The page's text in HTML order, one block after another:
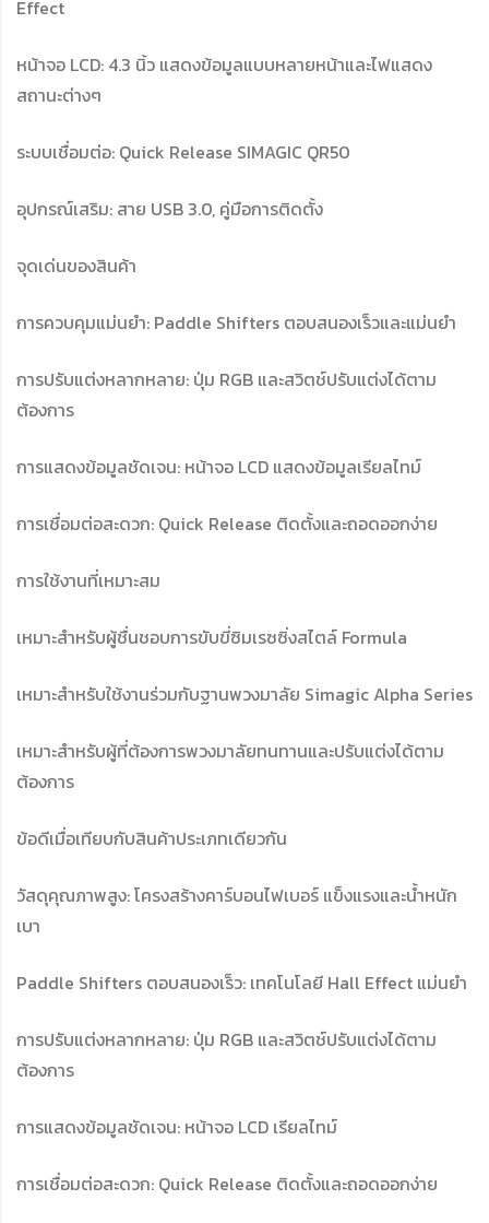
Effect
หน้าจอ LCD: 4.3 นิ้ว แสดงข้อมูลแบบหลายหน้าและไฟแสดง
สถานะต่างๆ
ระบบเชื่อมต่อ: Quick Release SIMAGIC QR50
อุปกรณ์เสริม: สาย USB 3.0, คู่มือการติดตั้ง
จุดเด่นของสินค้า
การควบคุมแม่นยำ: Paddle Shifters ตอบสนองเร็วและแม่นยำ
การปรับแต่งหลากหลาย: ปุ่ม RGB และสวิตช์ปรับแต่งได้ตาม
ต้องการ
การแสดงข้อมูลชัดเจน: หน้าจอ LCD แสดงข้อมูลเรียลไทม์
การเชื่อมต่อสะดวก: Quick Release ติดตั้งและถอดออกง่าย
การใช้งานที่เหมาะสม
เหมาะสำหรับผู้ชื่นชอบการขับขี่ซิมเรซซิ่งสไตล์ Formula
เหมาะสำหรับใช้งานร่วมกับฐานพวงมาลัย Simagic Alpha Series
เหมาะสำหรับผู้ที่ต้องการพวงมาลัยทนทานและปรับแต่งได้ตาม
ต้องการ
ข้อดีเมื่อเทียบกับสินค้าประเภทเดียวกัน
วัสดุคุณภาพสูง: โครงสร้างคาร์บอนไฟเบอร์ แข็งแรงและน้ำหนัก
เบา
Paddle Shifters ตอบสนองเร็ว: เทคโนโลยี Hall Effect แม่นยำ
การปรับแต่งหลากหลาย: ปุ่ม RGB และสวิตช์ปรับแต่งได้ตาม
ต้องการ
การแสดงข้อมูลชัดเจน: หน้าจอ LCD เรียลไทม์
การเชื่อมต่อสะดวก: Quick Release ติดตั้งและถอดออกง่าย